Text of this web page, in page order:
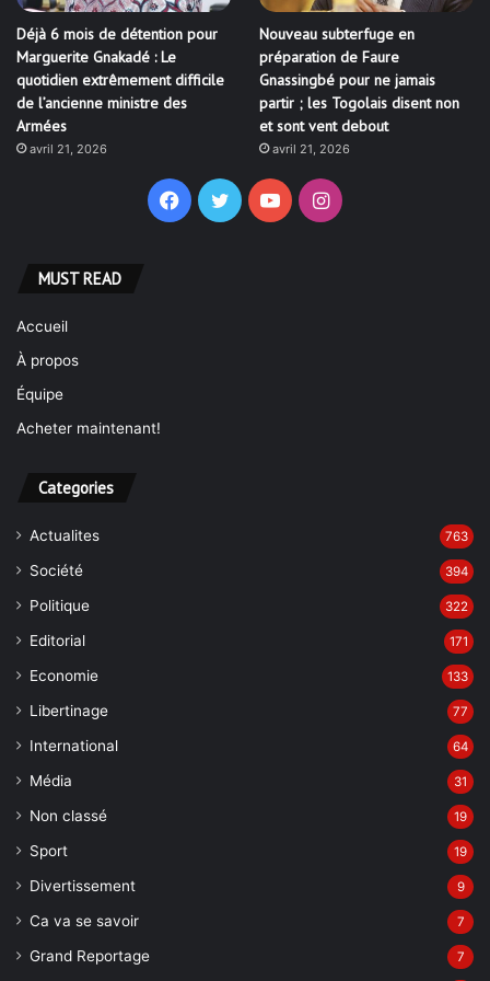
Déjà 6 mois de détention pour
Marguerite Gnakadé : Le
quotidien extrêmement difficile
de l’ancienne ministre des
Armées
avril 21, 2026
Nouveau subterfuge en
préparation de Faure
Gnassingbé pour ne jamais
partir ; les Togolais disent non
et sont vent debout
avril 21, 2026
Facebook
TwitterYouTubeInstagram
MUST READ
Accueil
À propos
Équipe
Acheter maintenant!
Categories
Actualites 763
Société 394
Politique 322
Editorial 171
Economie 133
Libertinage 77
International 64
Média 31
Non classé 19
Sport 19
Divertissement 9
Ca va se savoir 7
Grand Reportage 7